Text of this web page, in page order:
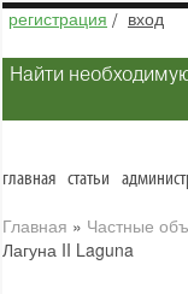
регистрация / вход
Найти
главная статьи
Главная » Частные
Лагуна II Laguna